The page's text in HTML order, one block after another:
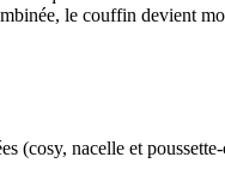
le couffin devient
(cosy, nacelle et